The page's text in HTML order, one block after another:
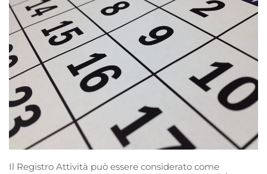
Il Registro Attività può essere considerato come